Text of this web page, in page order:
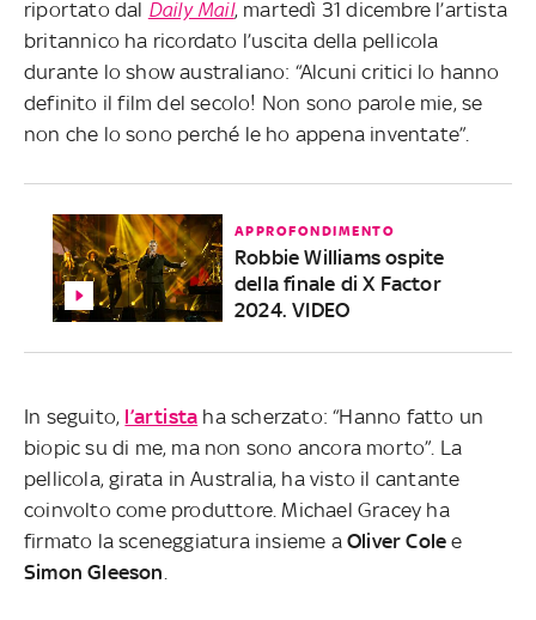
riportato dal Daily Mail, martedì 31 dicembre l’artista
britannico ha ricordato l’uscita della pellicola
durante lo show australiano: “Alcuni critici lo hanno
definito il film del secolo! Non sono parole mie, se
non che lo sono perché le ho appena inventate”.
APPROFONDIMENTO
Robbie Williams ospite
della finale di X Factor
2024. VIDEO
In seguito, l’artista ha scherzato: “Hanno fatto un
biopic su di me, ma non sono ancora morto”. La
pellicola, girata in Australia, ha visto il cantante
coinvolto come produttore. Michael Gracey ha
firmato la sceneggiatura insieme a Oliver Cole e
Simon Gleeson